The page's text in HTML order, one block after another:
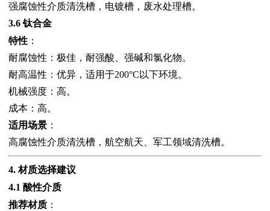
强腐蚀性介质清洗槽，电镀槽，废水处理槽。
3.6 钛合金
特性 ：
耐腐蚀性：极佳，耐强酸、强碱和氯化物。
耐高温性：优异，适用于200°C以下环境。
机械强度：高。
成本：高。
适用场景 ：
高腐蚀性介质清洗槽，航空航天、军工领域清洗槽。
4. 材质选择建议
4.1 酸性介质
推荐材质 ：